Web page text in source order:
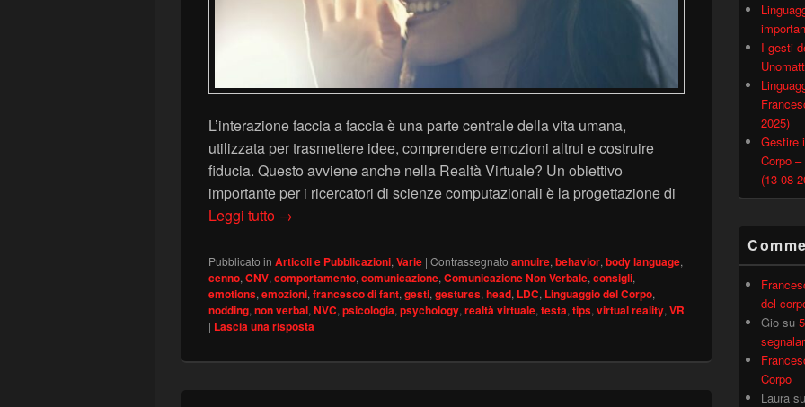
L’interazione faccia a faccia è una parte centrale della vita umana,
utilizzata per trasmettere idee, comprendere emozioni altrui e costruire
fiducia. Questo avviene anche nella Realtà Virtuale? Un obiettivo
importante per i ricercatori di scienze computazionali è la progettazione di
Leggi tutto Comunicazione Non Verbale e Realtà Virtuale: annuire migliora le interazioni?
→
Pubblicato in Articoli e Pubblicazioni, Varie | Contrassegnato annuire, behavior, body language,
cenno, CNV, comportamento, comunicazione, Comunicazione Non Verbale, consigli,
emotions, emozioni, francesco di fant, gesti, gestures, head, LDC, Linguaggio del Corpo,
nodding, non verbal, NVC, psicologia, psychology, realtà virtuale, testa, tips, virtual reality, VR
| Lascia una risposta
I gesti
2025)
Gestire
Corpo
(13-08-
del
Gio su
Corpo
Laura su